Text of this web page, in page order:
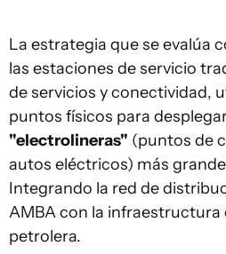
La estrategia que se evalúa
las estaciones de servicio
de servicios y conectividad,
puntos físicos para
"electrolineras" (puntos de
autos eléctricos) más
Integrando la red de
AMBA con la infraestructura
petrolera.